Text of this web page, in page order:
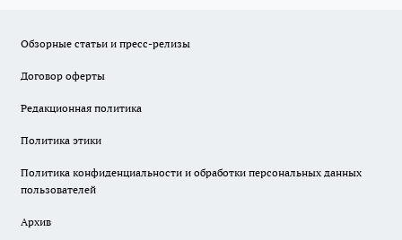
Обзорные статьи и пресс-релизы
Договор оферты
Редакционная политика
Политика этики
Политика конфиденциальности и обработки персональных данных
пользователей
Архив